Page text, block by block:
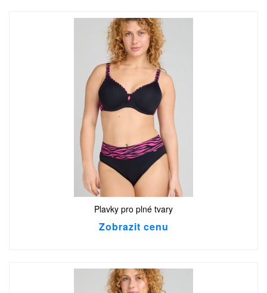
Plavky pro plné tvary
Zobrazit cenu